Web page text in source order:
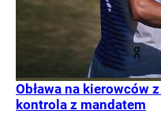
Obława na kierowców
kontrola z mandatem